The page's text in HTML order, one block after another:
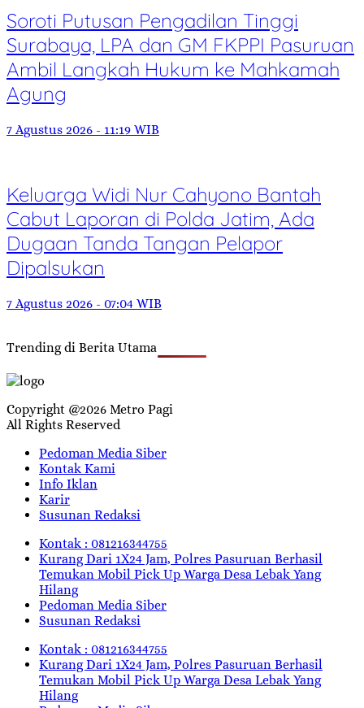
Soroti Putusan Pengadilan Tinggi
Surabaya, LPA dan GM FKPPI Pasuruan
Ambil Langkah Hukum ke Mahkamah
Agung
7 Agustus 2026 - 11:19 WIB
Keluarga Widi Nur Cahyono Bantah
Cabut Laporan di Polda Jatim, Ada
Dugaan Tanda Tangan Pelapor
Dipalsukan
7 Agustus 2026 - 07:04 WIB
Trending di Berita Utama
Copyright @2026 Metro Pagi
All Rights Reserved
Pedoman Media Siber
Kontak Kami
Info Iklan
Karir
Susunan Redaksi
Kontak : 081216344755
Kurang Dari 1X24 Jam, Polres Pasuruan Berhasil
Temukan Mobil Pick Up Warga Desa Lebak Yang
Hilang
Pedoman Media Siber
Susunan Redaksi
Kontak : 081216344755
Kurang Dari 1X24 Jam, Polres Pasuruan Berhasil
Temukan Mobil Pick Up Warga Desa Lebak Yang
Hilang